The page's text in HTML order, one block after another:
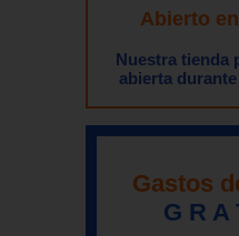
Abierto
Nuestra tienda
abierta
Gastos
G R A